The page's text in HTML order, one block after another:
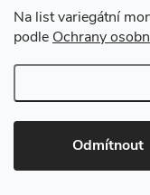
Na list variegátní
podle Ochrany
Odmítnout
Gardners Design -
Copyright 2026